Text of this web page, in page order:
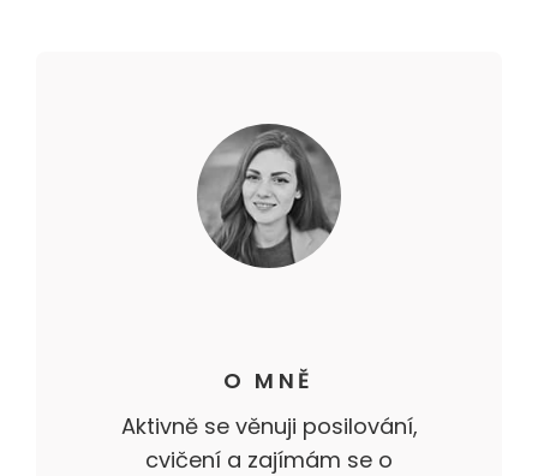
O MNĚ
Aktivně se věnuji posilování,
cvičení a zajímám se o